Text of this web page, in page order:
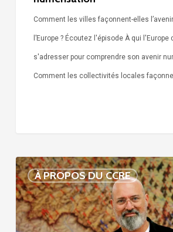
Comment les villes façonnent-elles
l’Europe ? Écoutez l'épisode À qui l'Europe
s'adresser pour comprendre son avenir
Comment les collectivités locales
À PROPOS DU CCRE
Voix
de
nos
75